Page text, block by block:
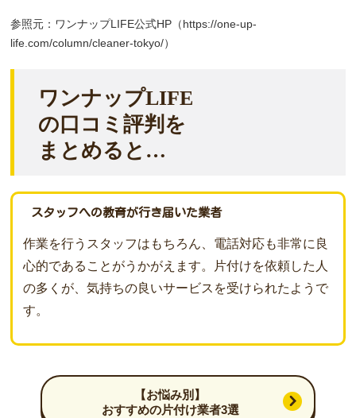
参照元：ワンナップLIFE公式HP（https://one-up-
life.com/column/cleaner-tokyo/）
ワンナップLIFE
の口コミ評判を
まとめると…
スタッフへの教育が行き届いた業者
作業を行うスタッフはもちろん、電話対応も非常に良
心的であることがうかがえます。片付けを依頼した人
の多くが、気持ちの良いサービスを受けられたようで
す。
【お悩み別】
おすすめの片付け業者3選